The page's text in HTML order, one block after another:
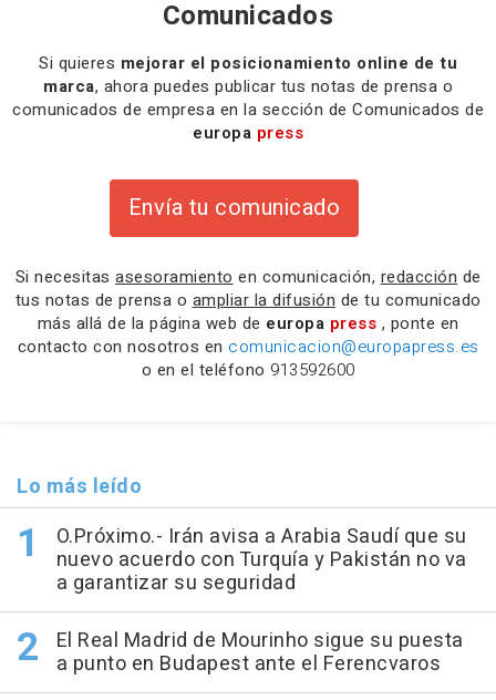
Comunicados
Si quieres mejorar el posicionamiento online de tu
marca, ahora puedes publicar tus notas de prensa o
comunicados de empresa en la sección de Comunicados de
europa press
Envía tu comunicado
Si necesitas asesoramiento en comunicación, redacción de
tus notas de prensa o ampliar la difusión de tu comunicado
más allá de la página web de europa press , ponte en
contacto con nosotros en comunicacion@europapress.es
o en el teléfono 913592600
Lo más leído
O.Próximo.- Irán avisa a Arabia Saudí que su
nuevo acuerdo con Turquía y Pakistán no va
a garantizar su seguridad
El Real Madrid de Mourinho sigue su puesta
a punto en Budapest ante el Ferencvaros